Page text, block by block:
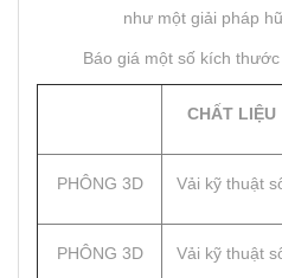
như một giải pháp
Báo giá một số kích
CHẤT LIỆU
PHÔNG 3D Vải kỹ thuật
PHÔNG 3D Vải kỹ thuật